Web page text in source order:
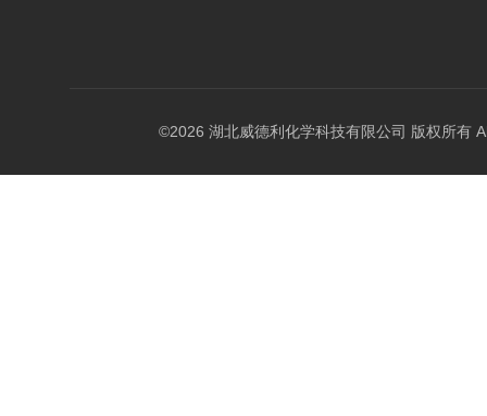
©2026 湖北威德利化学科技有限公司 版权所有